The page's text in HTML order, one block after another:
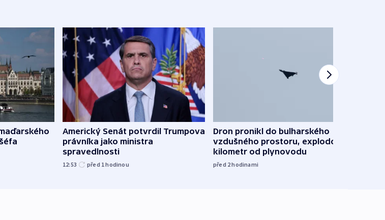
Americký Senát potvrdil Trumpova
právníka jako ministra
spravedlnosti
12:53 před 1hodinou
Dron pronikl do bulharského
vzdušného prostoru, explodoval
kilometr od plynovodu
před 2hodinami